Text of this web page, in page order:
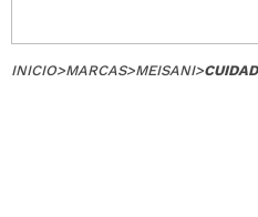
INICIO>MARCAS>MEISANI>